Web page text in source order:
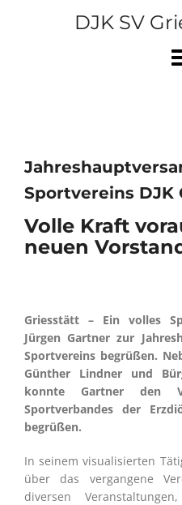
DJK SV
Sportvereins DJK
Volle Kraft
neuen
Griesstätt – Ein volles
Jürgen Gartner zur
Sportvereins begrüßen.
Günther Lindner und
konnte Gartner den
Sportverbandes der
begrüßen.
In seinem visualisierten
über das vergangene
diversen